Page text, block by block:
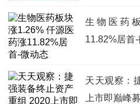
生物医药
11.82%居首
天天观察：
上市即巅峰